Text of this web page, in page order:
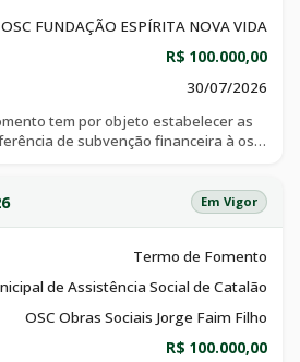
OSC FUNDAÇÃO ESPÍRITA NOVA VIDA
R$ 100.000,00
30/07/2026
tem por objeto estabelecer as
de subvenção financeira à osc
fundação, garantindo a
das atividades socioeducativas
respectiva emenda.
Em Vigor
Termo de Fomento
de Assistência Social de Catalão
OSC Obras Sociais Jorge Faim Filho
R$ 100.000,00